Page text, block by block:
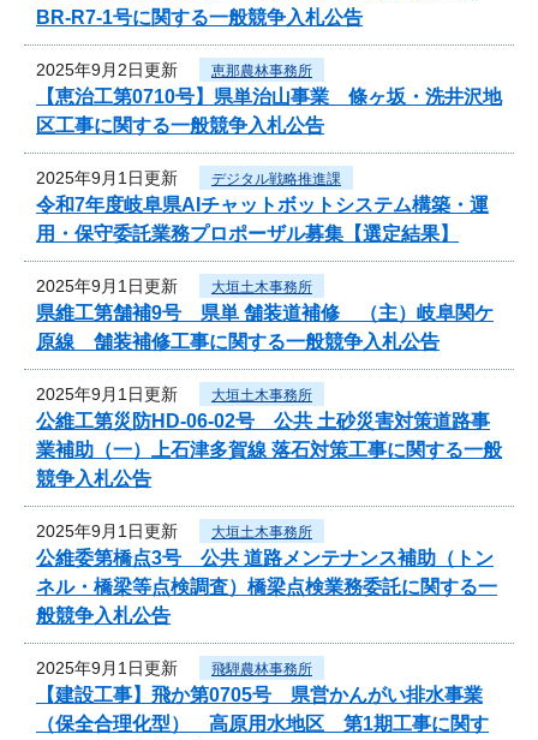
BR-R7-1号に関する一般競争入札公告
2025年9月2日更新 恵那農林事務所
【恵治工第0710号】県単治山事業 條ヶ坂・洗井沢地
区工事に関する一般競争入札公告
2025年9月1日更新 デジタル戦略推進課
令和7年度岐阜県AIチャットボットシステム構築・運
用・保守委託業務プロポーザル募集【選定結果】
2025年9月1日更新 大垣土木事務所
県維工第舗補9号 県単 舗装道補修 （主）岐阜関ケ
原線 舗装補修工事に関する一般競争入札公告
2025年9月1日更新 大垣土木事務所
公維工第災防HD-06-02号 公共 土砂災害対策道路事
業補助（一）上石津多賀線 落石対策工事に関する一般
競争入札公告
2025年9月1日更新 大垣土木事務所
公維委第橋点3号 公共 道路メンテナンス補助（トン
ネル・橋梁等点検調査）橋梁点検業務委託に関する一
般競争入札公告
2025年9月1日更新 飛騨農林事務所
【建設工事】飛か第0705号 県営かんがい排水事業
（保全合理化型） 高原用水地区 第1期工事に関す